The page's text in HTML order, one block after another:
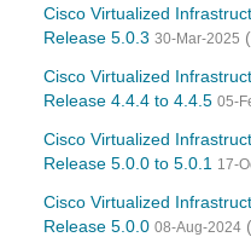
Cisco Virtualized
Release 5.0.3 30-Mar-2025
Cisco Virtualized
Release 4.4.4 to 4.4.5 05-
Cisco Virtualized
Release 5.0.0 to 5.0.1 17-
Cisco Virtualized
Release 5.0.0 08-Aug-2024